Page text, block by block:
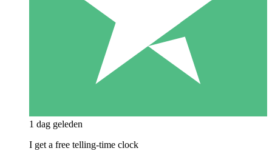
1 dag geleden
I get a free telling-time clock